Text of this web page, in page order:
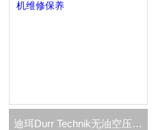
迪珥Durr Technik无油空压机维修保养